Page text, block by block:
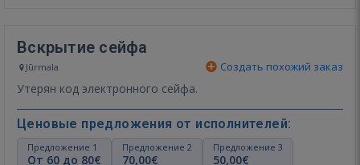
Вскрытие сейфа
Jūrmala Создать похожий заказ
Утерян код электронного сейфа.
Ценовые предложения от исполнителей:
Предложение 1
От 60 до 80€
Предложение 2
70,00€
Предложение 3
50,00€